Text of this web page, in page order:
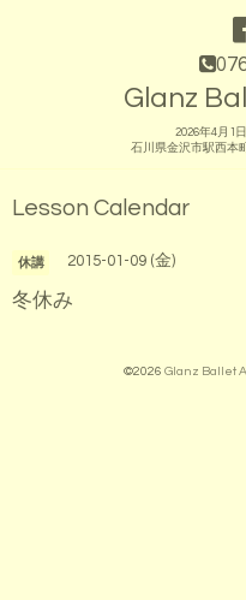
Glanz
2026年4月1
石川県金沢市駅西本
Lesson Calendar
休講 2015-01-09 (金)
冬休み
©2026 Glanz Ballet